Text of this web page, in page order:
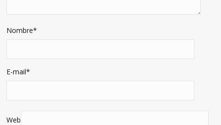
Nombre*
E-mail*
Web